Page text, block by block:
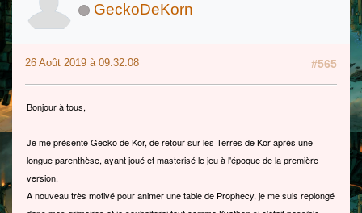
GeckoDeKorn
26 Août 2019 à 09:32:08 #565
Bonjour à tous,
Je me présente Gecko de Kor, de retour sur les Terres de Kor après une
longue parenthèse, ayant joué et masterisé le jeu à l'époque de la première
version.
A nouveau très motivé pour animer une table de Prophecy, je me suis replongé